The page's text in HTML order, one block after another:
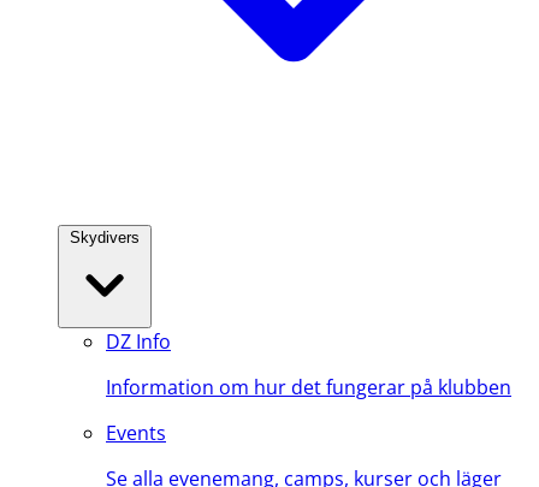
Skydivers
DZ Info
Information om hur det fungerar på klubben
Events
Se alla evenemang, camps, kurser och läger